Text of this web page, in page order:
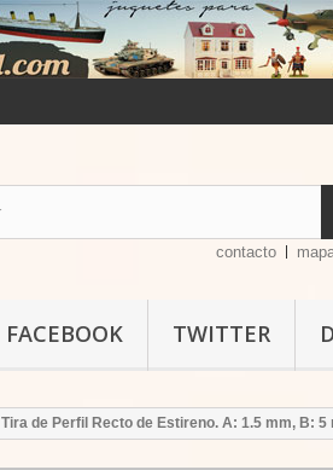
contacto
FACEBOOK TWITTER
Tira de Perfil Recto de Estireno. A: 1.5 mm, B: